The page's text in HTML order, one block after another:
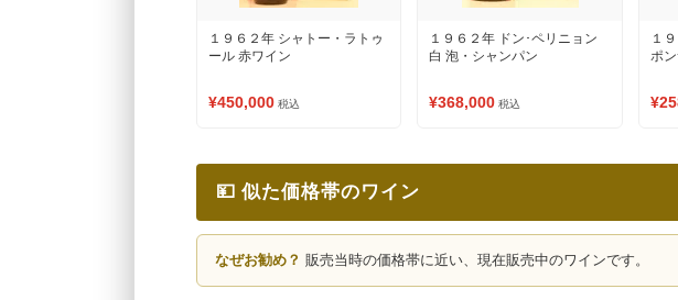
１９６２年 シャトー・ラトゥ
ール 赤ワイン
¥450,000 税込
１９６２年 ドン･ペリニョン
白 泡・シャンパン
¥368,000 税込
１
ポ
💴 似た価格帯のワイン
なぜお勧め？ 販売当時の価格帯に近い、現在販売中のワインです。